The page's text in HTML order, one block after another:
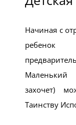
Начиная с
ребенок
Маленький
захочет)
Таинству